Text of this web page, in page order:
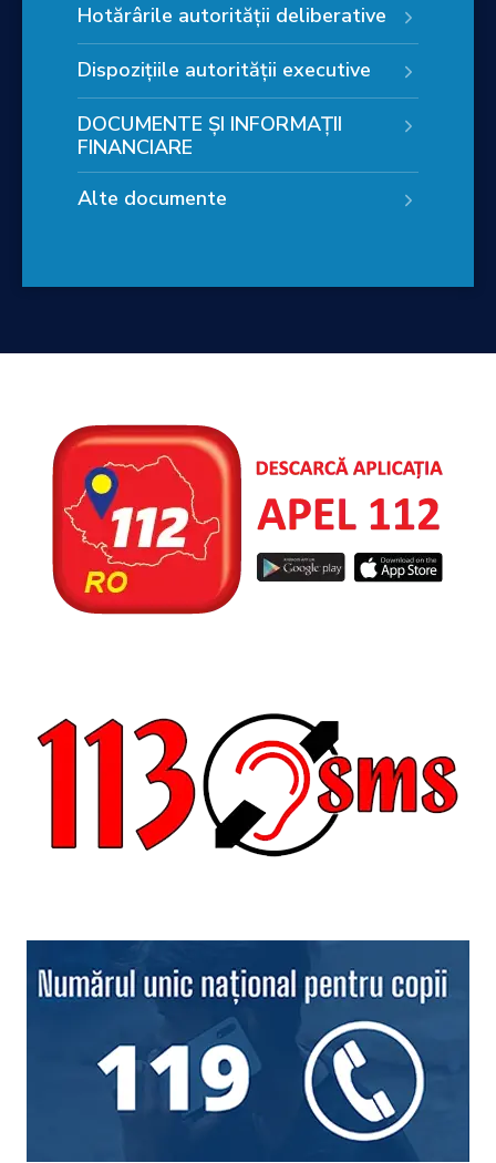
Hotărârile autorității deliberative
Dispozițiile autorității executive
DOCUMENTE ȘI INFORMAȚII
FINANCIARE
Alte documente